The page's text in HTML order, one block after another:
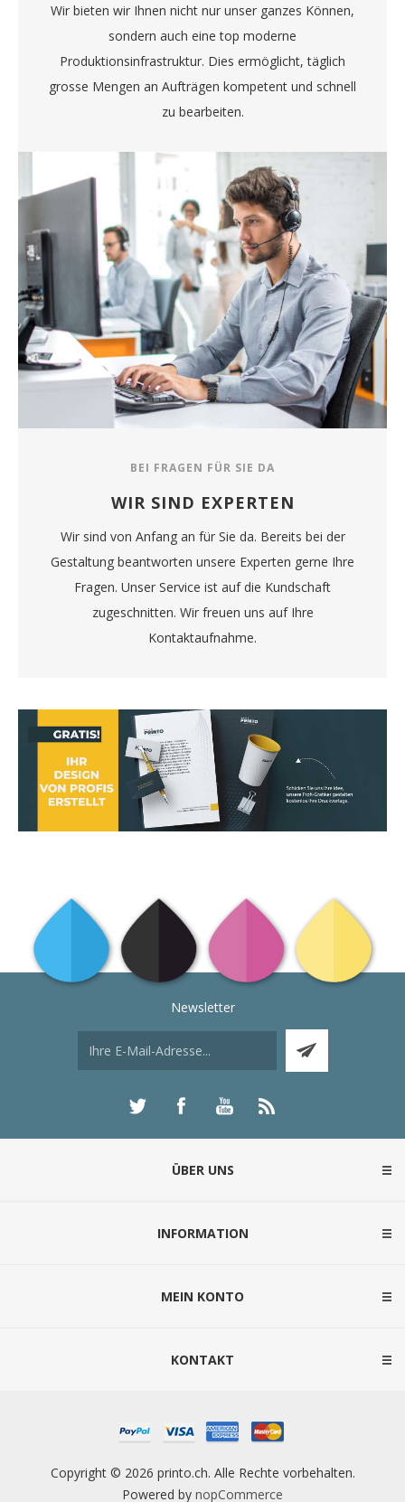
Wir bieten wir Ihnen nicht nur unser ganzes Können,
sondern auch eine top moderne
Produktionsinfrastruktur. Dies ermöglicht, täglich
grosse Mengen an Aufträgen kompetent und schnell
zu bearbeiten.
BEI FRAGEN FÜR SIE DA
WIR SIND EXPERTEN
Wir sind von Anfang an für Sie da. Bereits bei der
Gestaltung beantworten unsere Experten gerne Ihre
Fragen. Unser Service ist auf die Kundschaft
zugeschnitten. Wir freuen uns auf Ihre
Kontaktaufnahme.
Newsletter
ÜBER UNS
INFORMATION
MEIN KONTO
KONTAKT
Copyright © 2026 printo.ch. Alle Rechte vorbehalten.
Powered by nopCommerce